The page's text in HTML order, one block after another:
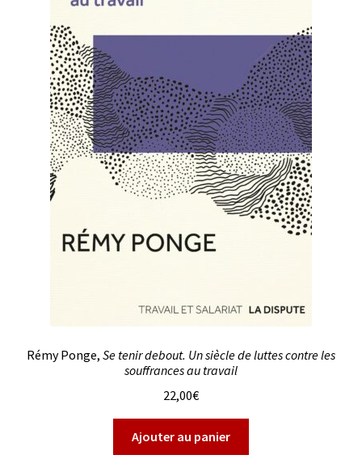
Rémy Ponge, Se tenir debout. Un siècle de luttes contre les
souffrances au travail
22,00€
Ajouter au panier